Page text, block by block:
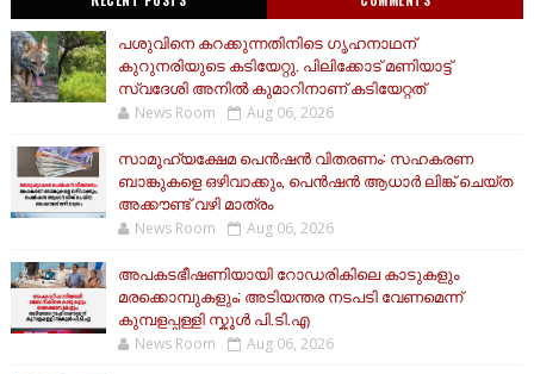
പശുവിനെ കറക്കുന്നതിനിടെ ഗൃഹനാഥന്
കുറുനരിയുടെ കടിയേറ്റു. പിലിക്കോട് മണിയാട്ട്
സ്വദേശി അനിൽ കുമാറിനാണ് കടിയേറ്റത്
News Room Aug 06, 2026
സാമൂ​ഹ്യക്ഷേമ പെൻഷൻ വിതരണം: സഹകരണ
ബാങ്കുകളെ ഒഴിവാക്കും, പെൻഷൻ ആധാർ‌ ലിങ്ക് ചെയ്ത
അക്കൗണ്ട് വഴി മാത്രം
News Room Aug 06, 2026
അപകടഭീഷണിയായി റോഡരികിലെ കാടുകളും
മരക്കൊമ്പുകളും; അടിയന്തര നടപടി വേണമെന്ന്
കുമ്പളപ്പള്ളി സ്കൂൾ പി.ടി.എ
News Room Aug 06, 2026